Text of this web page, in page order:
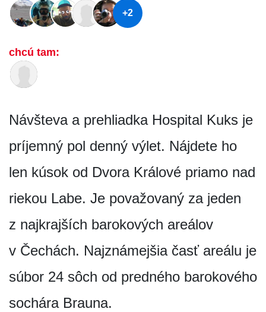
+2
chcú tam:
Návšteva a prehliadka Hospital Kuks je
príjemný pol denný výlet. Nájdete ho
len kúsok od Dvora Králové priamo nad
riekou Labe. Je považovaný za jeden
z najkrajších barokových areálov
v Čechách. Najznámejšia časť areálu je
súbor 24 sôch od predného barokového
sochára Brauna.